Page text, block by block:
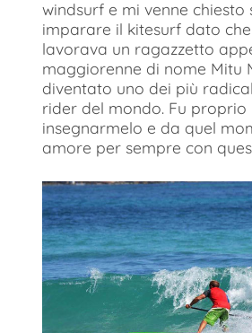
windsurf e mi venne chiesto
imparare il kitesurf dato
lavorava un ragazzetto
maggiorenne di nome Mitu
diventato uno dei più
rider del mondo. Fu proprio
insegnarmelo e da quel
amore per sempre con